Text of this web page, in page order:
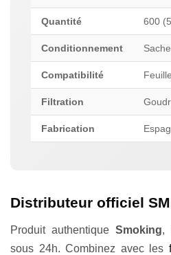
Quantité 600
Conditionnement
Compatibilité
Filtration
Fabrication
Distributeur officiel
Produit authentiqueSmoking,
sous 24h. Combinez avec les
Appliquer les filtres